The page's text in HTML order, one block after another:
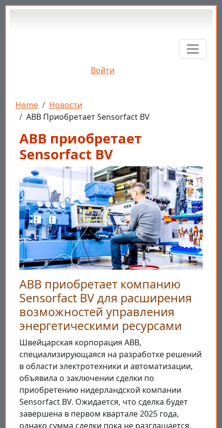
Перейти к основному содержанию
Войти
Строка навигации
Home
Новости
ABB Приобретает Sensorfact BV
ABB приобретает
Sensorfact BV
ABB приобретает компанию
Sensorfact BV для расширения
возможностей управления
энергетическими ресурсами
Швейцарская корпорация ABB,
специализирующаяся на разработке решений
в области электротехники и автоматизации,
объявила о заключении сделки по
приобретению нидерландской компании
Sensorfact BV. Ожидается, что сделка будет
завершена в первом квартале 2025 года,
однако сумма сделки пока не разглашается.